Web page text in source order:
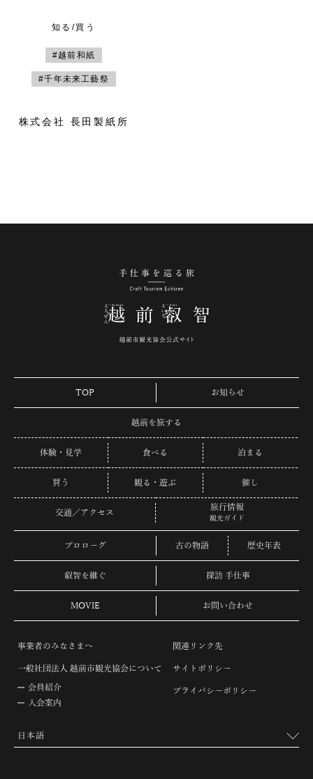
知る/買う
#越前和紙
#千年未来工藝祭
株式会社 長田製紙所
TOP お知らせ
越前を旅する
体験・見学 食べる 泊まる
買う 観る・遊ぶ 催し
交通／アクセス
旅行情報
観光ガイド
プロローグ 古の物語 歴史年表
叡智を継ぐ 探訪 手仕事
MOVIE お問い合わせ
事業者のみなさまへ
一般社団法人 越前市観光協会について
会員紹介
入会案内
関連リンク先
サイトポリシー
プライバシーポリシー